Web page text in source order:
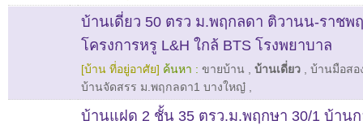
บ้านเดี่ยว 50 ตรว ม.พฤกลดา ติวานน-ราชพ
โครงการหรู L&H ใกล้ BTS โรงพยาบาล
[บ้าน ที่อยู่อาศัย] ค้นหา : ขายบ้าน บ้านเดี่ยว
บ้านมือสอ
บ้านจัดสรร ม.พฤกลดา1 บางใหญ๋
บ้านแฝด 2 ชั้น 35 ตรว.ม.พฤกษา 30/1 บ้าน